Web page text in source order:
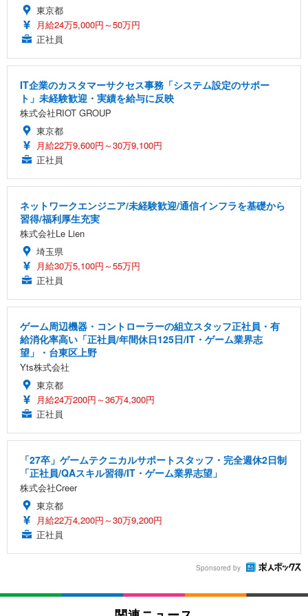
東京都
月給24万5,000円～50万円
正社員
IT企業のカスタマーサクセス事務「システム設定のサポー
ト」未経験歓迎・実績を給与に反映
株式会社RIOT GROUP
東京都
月給22万9,600円～30万9,100円
正社員
ネットワークエンジニア/未経験歓迎/通信インフラを基礎から
習得/福利厚生充実
株式会社Le Lien
埼玉県
月給30万5,100円～55万円
正社員
ゲーム周辺機器・コントローラーの組立スタッフ正社員・有
給消化率高い「正社員/年間休日125日/IT・ゲーム業界志
望」・台東区上野
Yts株式会社
東京都
月給24万200円～36万4,300円
正社員
「27卒」ゲームテクニカルサポートスタッフ・完全週休2日制
「正社員/QAスキル習得/IT・ゲーム業界志望」
株式会社Creer
東京都
月給22万4,200円～30万9,200円
正社員
Sponsored by